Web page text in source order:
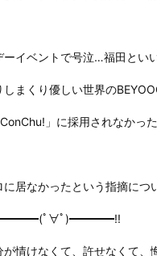
ーイベントで号泣…福田と
まくり優しい世界の
」に採用されなかっ
居なかったという指摘につ
ｷﾀ━━━━(ﾟ∀ﾟ)━━━━!!
情けなくて、許せなくて、